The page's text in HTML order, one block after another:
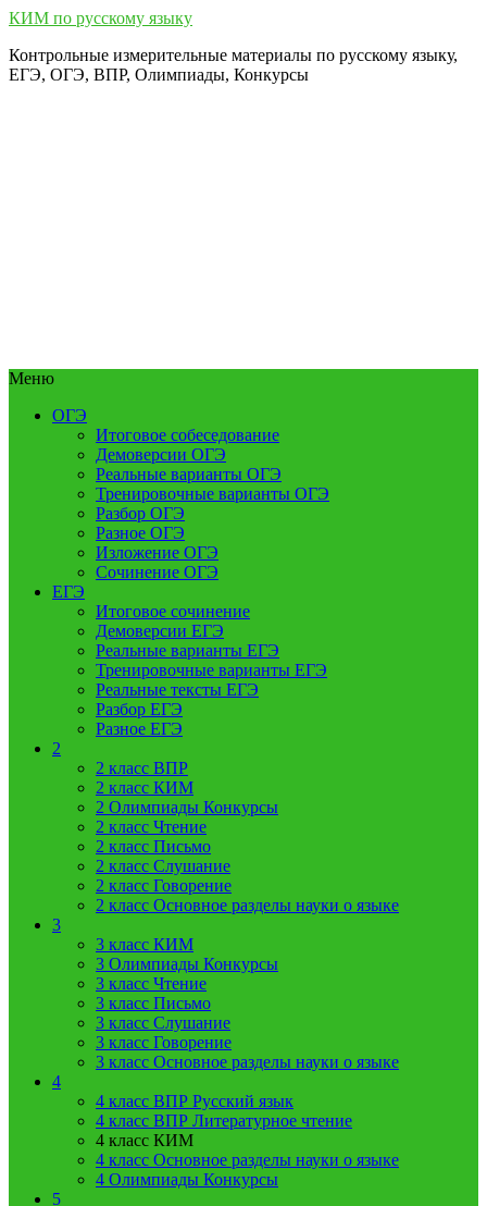
КИМ по русскому языку
Контрольные измерительные материалы по русскому языку,
ЕГЭ, ОГЭ, ВПР, Олимпиады, Конкурсы
Меню
ОГЭ
Итоговое собеседование
Демоверсии ОГЭ
Реальные варианты ОГЭ
Тренировочные варианты ОГЭ
Разбор ОГЭ
Разное ОГЭ
Изложение ОГЭ
Сочинение ОГЭ
ЕГЭ
Итоговое сочинение
Демоверсии ЕГЭ
Реальные варианты ЕГЭ
Тренировочные варианты ЕГЭ
Реальные тексты ЕГЭ
Разбор ЕГЭ
Разное ЕГЭ
2
2 класс ВПР
2 класс КИМ
2 Олимпиады Конкурсы
2 класс Чтение
2 класс Письмо
2 класс Слушание
2 класс Говорение
2 класс Основное разделы науки о языке
3
3 класс КИМ
3 Олимпиады Конкурсы
3 класс Чтение
3 класс Письмо
3 класс Слушание
3 класс Говорение
3 класс Основное разделы науки о языке
4
4 класс ВПР Русский язык
4 класс ВПР Литературное чтение
4 класс КИМ
4 класс Основное разделы науки о языке
4 Олимпиады Конкурсы
5